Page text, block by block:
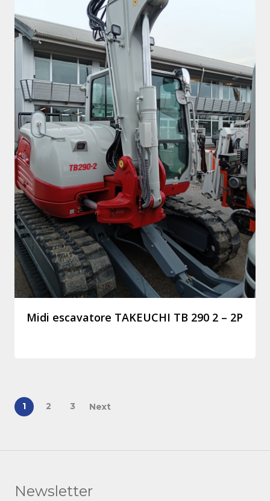
Midi escavatore TAKEUCHI TB 290 2 – 2P
1 2 3 Next
Newsletter